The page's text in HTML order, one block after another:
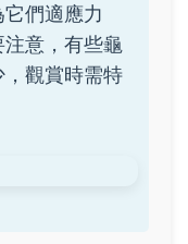
們適應力
意，有些龜
觀賞時需特